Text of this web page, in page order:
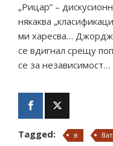
„Рицар“ –
някаква
ми харесва…
се вдигнал срещу
се за независимост…
Tagged: в